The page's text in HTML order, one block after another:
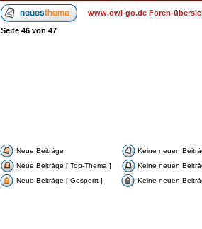
www.owl-go.de Foren-
Seite 46 von 47
Neue Beiträge
Keine neuen
Neue Beiträge [ Top-Thema ]
Keine neuen
Neue Beiträge [ Gesperrt ]
Keine neuen